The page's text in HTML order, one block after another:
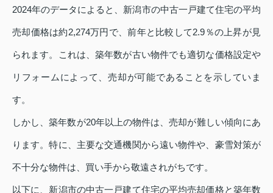
2024年のデータによると、新潟市の中古一戸建て住宅の平均
売却価格は約2,274万円で、前年と比較して2.9％の上昇が見
られます。これは、築年数が古い物件でも適切な価格設定や
リフォームによって、売却が可能であることを示していま
す。
しかし、築年数が20年以上の物件は、売却が難しい傾向にあ
ります。特に、主要な交通機関から遠い物件や、豪雪対策が
不十分な物件は、買い手から敬遠されがちです。
以下に、新潟市の中古一戸建て住宅の平均売却価格と築年数